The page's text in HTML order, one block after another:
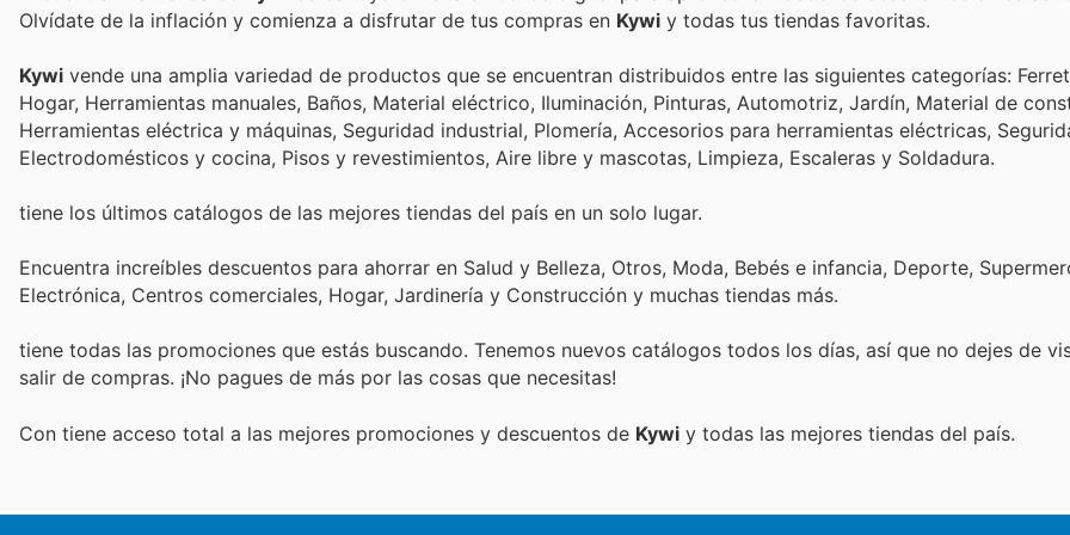
Olvídate de la inflación y comienza a disfrutar de tus compras en Kywi y todas tus tiendas favoritas.
Kywi vende una amplia variedad de productos que se encuentran distribuidos entre las siguientes categorías:
Hogar, Herramientas manuales, Baños, Material eléctrico, Iluminación, Pinturas, Automotriz, Jardín, Material de
Herramientas eléctrica y máquinas, Seguridad industrial, Plomería, Accesorios para herramientas eléctricas,
Electrodomésticos y cocina, Pisos y revestimientos, Aire libre y mascotas, Limpieza, Escaleras y Soldadura.
tiene los últimos catálogos de las mejores tiendas del país en un solo lugar.
Encuentra increíbles descuentos para ahorrar en Salud y Belleza, Otros, Moda, Bebés e infancia, Deporte,
Electrónica, Centros comerciales, Hogar, Jardinería y Construcción y muchas tiendas más.
tiene todas las promociones que estás buscando. Tenemos nuevos catálogos todos los días, así que no dejes de
salir de compras. ¡No pagues de más por las cosas que necesitas!
Con tiene acceso total a las mejores promociones y descuentos de Kywi y todas las mejores tiendas del país.